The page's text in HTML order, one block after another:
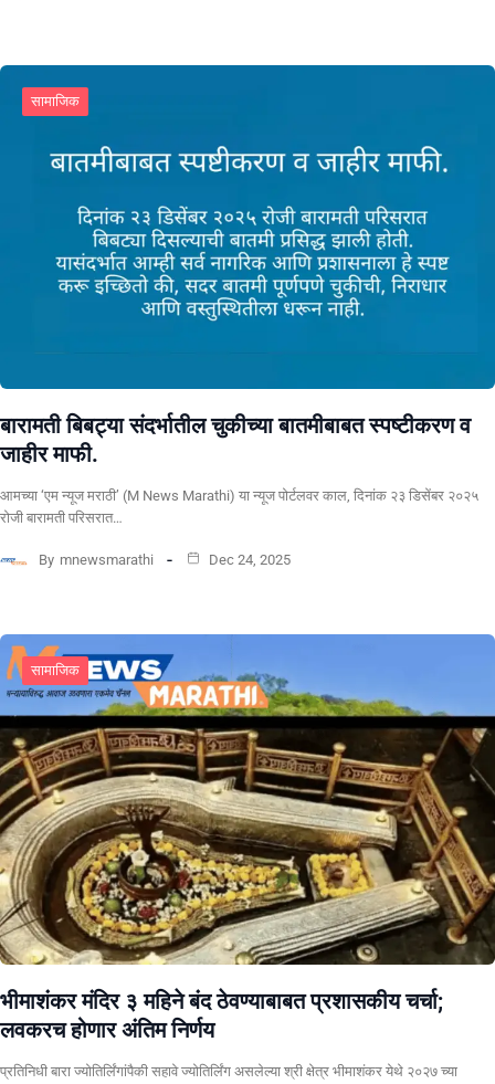
सामाजिक
बारामती बिबट्या संदर्भातील चुकीच्या बातमीबाबत स्पष्टीकरण व
जाहीर माफी.
आमच्या ‘एम न्यूज मराठी’ (M News Marathi) या न्यूज पोर्टलवर काल, दिनांक २३ डिसेंबर २०२५
रोजी बारामती परिसरात…
By mnewsmarathi Dec 24, 2025
सामाजिक
भीमाशंकर मंदिर ३ महिने बंद ठेवण्याबाबत प्रशासकीय चर्चा;
लवकरच होणार अंतिम निर्णय
प्रतिनिधी बारा ज्योतिर्लिंगांपैकी सहावे ज्योतिर्लिंग असलेल्या श्री क्षेत्र भीमाशंकर येथे २०२७ च्या